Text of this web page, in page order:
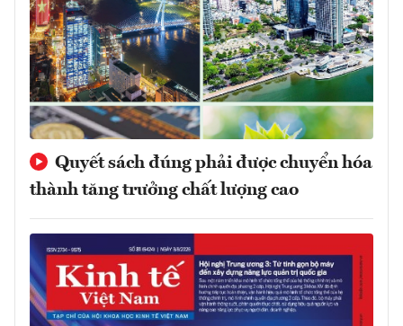
Quyết sách đúng phải được chuyển hóa
thành tăng trưởng chất lượng cao